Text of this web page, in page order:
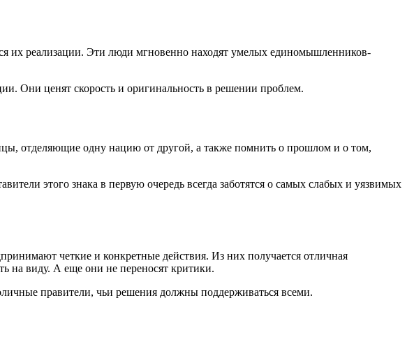
их реализации. Эти люди мгновенно находят умелых единомышленников-
Они ценят скорость и оригинальность в решении проблем.
отделяющие одну нацию от другой, а также помнить о прошлом и о том,
этого знака в первую очередь всегда заботятся о самых слабых и уязвимых
четкие и конкретные действия. Из них получается отличная
на виду. А еще они не переносят критики.
правители, чьи решения должны поддерживаться всеми.